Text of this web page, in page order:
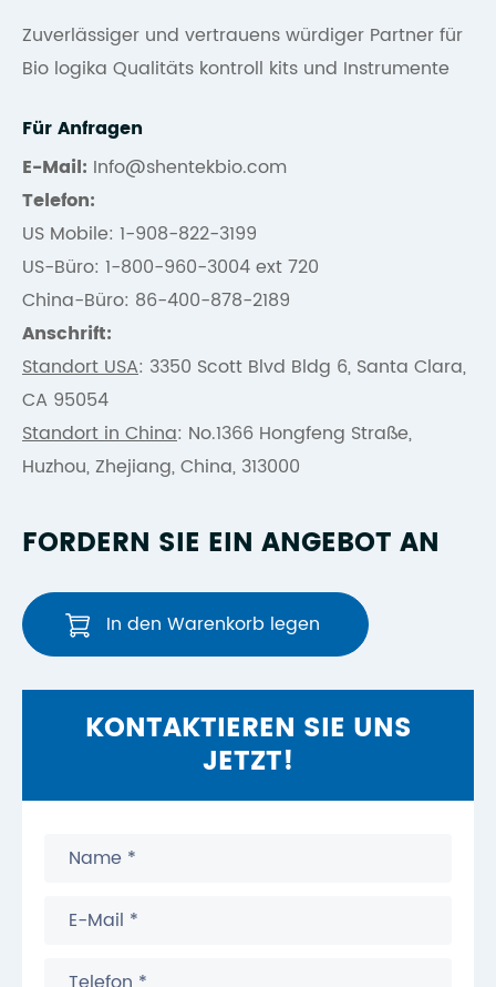
Zuverlässiger und vertrauens würdiger Partner für
Bio logika Qualitäts kontroll kits und Instrumente
Für Anfragen
E-Mail: Info@shentekbio.com
Telefon:
US Mobile: 1-908-822-3199
US-Büro: 1-800-960-3004 ext 720
China-Büro: 86-400-878-2189
Anschrift:
Standort USA: 3350 Scott Blvd Bldg 6, Santa Clara,
CA 95054
Standort in China: No.1366 Hongfeng Straße,
Huzhou, Zhejiang, China, 313000
FORDERN SIE EIN ANGEBOT AN
In den Warenkorb legen
KONTAKTIEREN SIE UNS
JETZT!